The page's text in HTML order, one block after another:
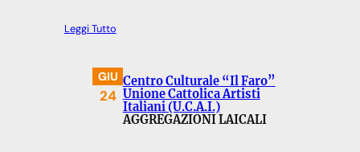
Leggi Tutto
GIU
24
Centro Culturale “Il Faro”
Unione Cattolica Artisti
Italiani (U.C.A.I.)
AGGREGAZIONI LAICALI